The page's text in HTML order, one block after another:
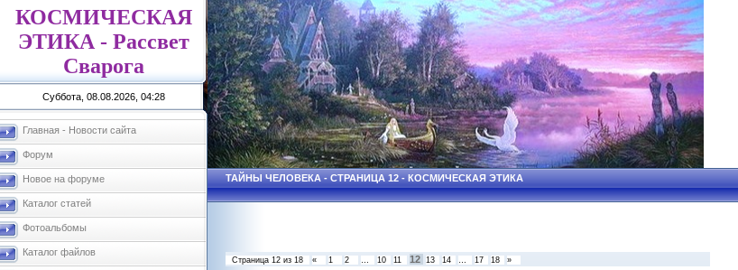
КОСМИЧЕСКАЯ
ЭТИКА - Рассвет
Сварога
Суббота, 08.08.2026, 04:28
Главная - Новости сайта
Форум
Новое на форуме
Каталог статей
Фотоальбомы
Каталог файлов
ТАЙНЫ ЧЕЛОВЕКА - СТРАНИЦА 12 - КОСМИЧЕСКАЯ ЭТИКА
Страница 12 из 18 « 1 2 … 10 11 12 13 14 … 17 18 »